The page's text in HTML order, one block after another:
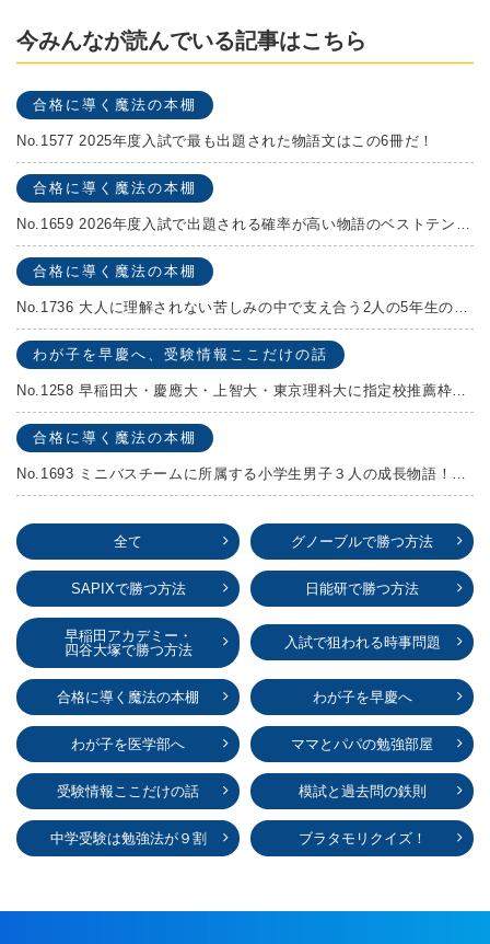
今みんなが読んでいる記事はこちら
合格に導く魔法の本棚
No.1577 2025年度入試で最も出題された物語文はこの6冊だ！
合格に導く魔法の本棚
合格に導く魔法の本棚
わが子を早慶へ、受験情報ここだけの話
合格に導く魔法の本棚
全て グノーブルで勝つ方法
SAPIXで勝つ方法 日能研で勝つ方法
早稲田アカデミー・
四谷大塚で勝つ方法
入試で狙われる時事問題
合格に導く魔法の本棚 わが子を早慶へ
わが子を医学部へ ママとパパの勉強部屋
受験情報ここだけの話 模試と過去問の鉄則
中学受験は勉強法が９割 ブラタモリクイズ！